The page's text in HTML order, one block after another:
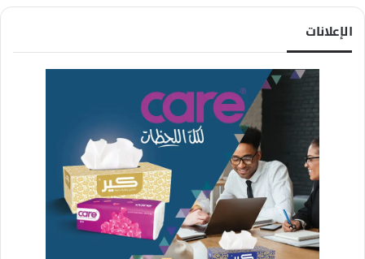
الإعلانات